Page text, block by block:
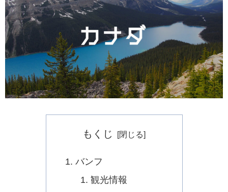
もくじ
バンフ
観光情報